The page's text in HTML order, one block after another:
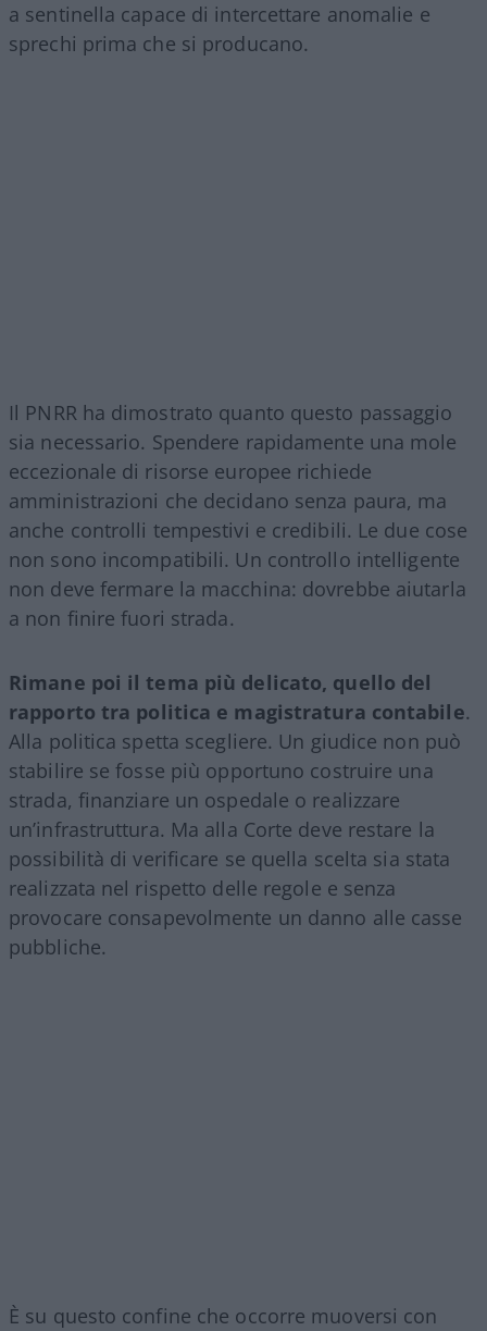
a sentinella capace di intercettare anomalie e
sprechi prima che si producano.
Il PNRR ha dimostrato quanto questo passaggio
sia necessario. Spendere rapidamente una mole
eccezionale di risorse europee richiede
amministrazioni che decidano senza paura, ma
anche controlli tempestivi e credibili. Le due cose
non sono incompatibili. Un controllo intelligente
non deve fermare la macchina: dovrebbe aiutarla
a non finire fuori strada.
Rimane poi il tema più delicato, quello del
rapporto tra politica e magistratura contabile.
Alla politica spetta scegliere. Un giudice non può
stabilire se fosse più opportuno costruire una
strada, finanziare un ospedale o realizzare
un’infrastruttura. Ma alla Corte deve restare la
possibilità di verificare se quella scelta sia stata
realizzata nel rispetto delle regole e senza
provocare consapevolmente un danno alle casse
pubbliche.
È su questo confine che occorre muoversi con